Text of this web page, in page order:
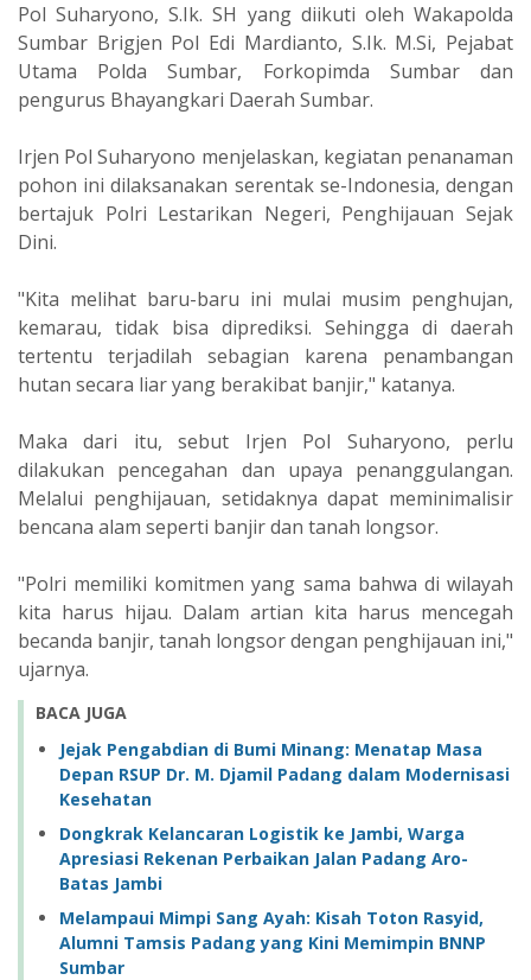
Pol Suharyono, S.Ik. SH yang diikuti oleh Wakapolda
Sumbar Brigjen Pol Edi Mardianto, S.Ik. M.Si, Pejabat
Utama Polda Sumbar, Forkopimda Sumbar dan
pengurus Bhayangkari Daerah Sumbar.
Irjen Pol Suharyono menjelaskan, kegiatan penanaman
pohon ini dilaksanakan serentak se-Indonesia, dengan
bertajuk Polri Lestarikan Negeri, Penghijauan Sejak
Dini.
"Kita melihat baru-baru ini mulai musim penghujan,
kemarau, tidak bisa diprediksi. Sehingga di daerah
tertentu terjadilah sebagian karena penambangan
hutan secara liar yang berakibat banjir," katanya.
Maka dari itu, sebut Irjen Pol Suharyono, perlu
dilakukan pencegahan dan upaya penanggulangan.
Melalui penghijauan, setidaknya dapat meminimalisir
bencana alam seperti banjir dan tanah longsor.
"Polri memiliki komitmen yang sama bahwa di wilayah
kita harus hijau. Dalam artian kita harus mencegah
becanda banjir, tanah longsor dengan penghijauan ini,"
ujarnya.
BACA JUGA
Jejak Pengabdian di Bumi Minang: Menatap Masa
Depan RSUP Dr. M. Djamil Padang dalam Modernisasi
Kesehatan
Dongkrak Kelancaran Logistik ke Jambi, Warga
Apresiasi Rekenan Perbaikan Jalan Padang Aro-
Batas Jambi
Melampaui Mimpi Sang Ayah: Kisah Toton Rasyid,
Alumni Tamsis Padang yang Kini Memimpin BNNP
Sumbar